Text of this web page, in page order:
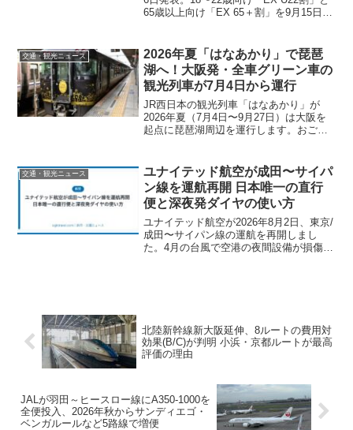
65歳以上向け「EX 65＋割」を9月15日発
会員限定きっぷを発売。マイナンバーカ
ードでの本人確認手順と使い分けを解説
します。
交通・観光ニュース
2026年夏「はなあかり」で琵琶
湖へ！大阪発・全車グリーン車の
観光列車が7月4日から運行
JR西日本の観光列車「はなあかり」が
2026年夏（7月4日〜9月27日）は大阪を
起点に琵琶湖周辺を運行します。おごと
（7,730円〜）の料金、予約方法を詳しく
解説します。
交通・観光ニュース
ユナイテッド航空が成田〜サイパ
ン線を運航再開 日本唯一の直行
便と深夜発ダイヤの使い方
ユナイテッド航空が2026年8月2日、東京/
成田〜サイパン線の運航を再開しまし
た。4月の台風で空港の夜間設備が損傷し
北陸新幹線新大阪延伸、8ルートの費用対
効果(B/C)が判明 小浜・京都ルートが最高
評価の理由
JALが羽田～ヒースロー線にA350-1000を
全便投入、2026年秋からサンディエゴ・
ベンガルールなど5路線で増便